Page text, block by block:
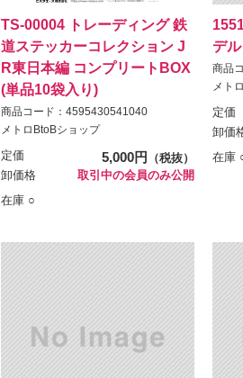
TS-00004 トレーディング 鉄
道ステッカーコレクション J
R東日本編 コンプリートBOX
(単品10袋入り)
商品コード：4595430541040
メトロBtoBショップ
定価 5,000円
（税抜）
卸価格
取引中の会員のみ公開
在庫 ○
デ
商品
メト
定価
卸価
在庫